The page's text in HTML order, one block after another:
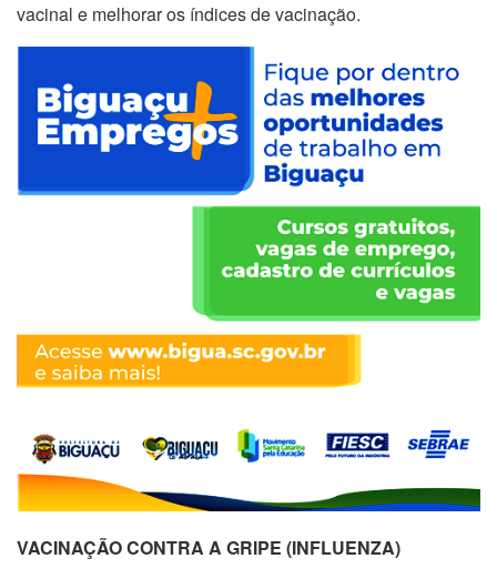
vacinal e melhorar os índices de vacinação.
VACINAÇÃO CONTRA A GRIPE (INFLUENZA)